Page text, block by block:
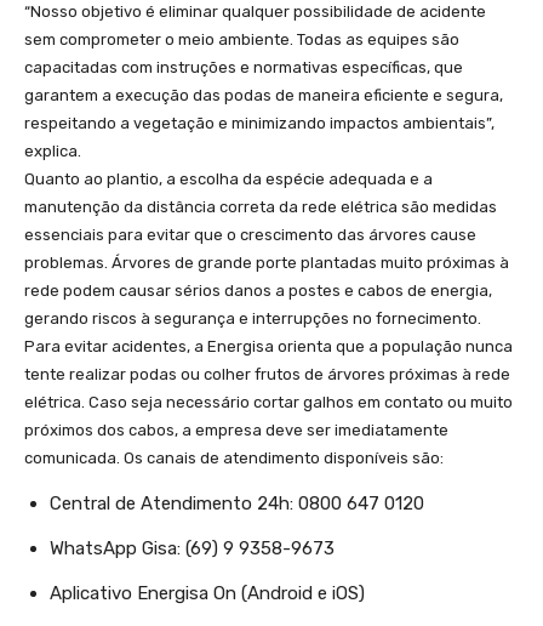
“Nosso objetivo é eliminar qualquer possibilidade de acidente
sem comprometer o meio ambiente. Todas as equipes são
capacitadas com instruções e normativas específicas, que
garantem a execução das podas de maneira eficiente e segura,
respeitando a vegetação e minimizando impactos ambientais”,
explica.
Quanto ao plantio, a escolha da espécie adequada e a
manutenção da distância correta da rede elétrica são medidas
essenciais para evitar que o crescimento das árvores cause
problemas. Árvores de grande porte plantadas muito próximas à
rede podem causar sérios danos a postes e cabos de energia,
gerando riscos à segurança e interrupções no fornecimento.
Para evitar acidentes, a Energisa orienta que a população nunca
tente realizar podas ou colher frutos de árvores próximas à rede
elétrica. Caso seja necessário cortar galhos em contato ou muito
próximos dos cabos, a empresa deve ser imediatamente
comunicada. Os canais de atendimento disponíveis são:
Central de Atendimento 24h: 0800 647 0120
WhatsApp Gisa: (69) 9 9358-9673
Aplicativo Energisa On (Android e iOS)